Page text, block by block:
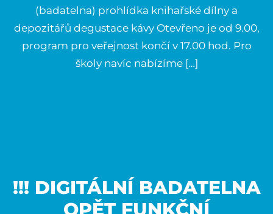
(badatelna) prohlídka knihařské dílny a
depozitářů degustace kávy Otevřeno je od 9.00,
program pro veřejnost končí v 17.00 hod. Pro
školy navíc nabízíme […]
!!! DIGITÁLNÍ BADATELNA